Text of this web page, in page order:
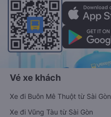
Vé xe khách
Xe đi Buôn Mê Thuột từ Sài Gòn
Xe đi Vũng Tàu từ Sài Gòn